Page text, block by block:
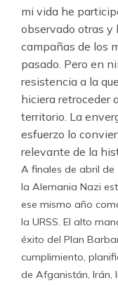
mi vida he
observado otras y
campañas de los
pasado. Pero en
resistencia a la
hiciera retroceder
territorio. La
esfuerzo lo
relevante de la
A finales de abril
la Alemania Nazi
ese mismo año
la URSS. El alto
éxito del Plan
cumplimiento,
de Afganistán, Irán,